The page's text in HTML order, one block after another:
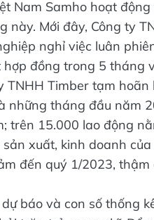
Nam Samho hoạt
Mới đây, Công ty
nghỉ việc luân
đồng trong 5 tháng
TNHH Timber tạm
những tháng đầu năm
trên 15.000 lao động
xuất, kinh doanh
đến quý 1/2023,
báo và con số thống